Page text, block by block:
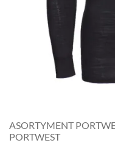
ASORTYMENT
PORTWEST